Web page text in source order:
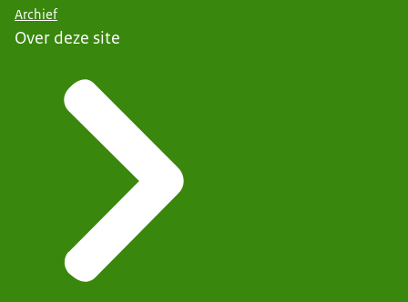
Archief
Over deze site